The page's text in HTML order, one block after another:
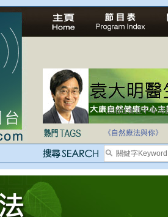
法治社會並不等同
自家教育合法化-
《自然療法與你》